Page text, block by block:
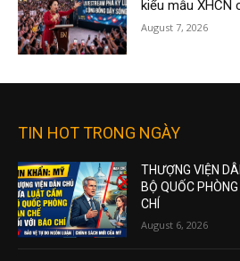
kiểu mẫu XHCN
August 7, 2026
TIN HOT TRONG NGÀY
THƯỢNG VIỆN
BỘ QUỐC
CHÍ
August 6, 2026